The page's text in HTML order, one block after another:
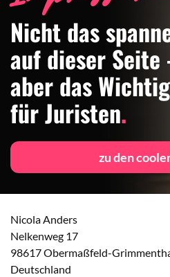
Nicht das
auf dieser Seite
aber das
für Juristen.
zu den
Nicola Anders
Nelkenweg 17
98617 Obermaßfeld-
Deutschland